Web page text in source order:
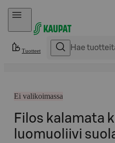
Hyppää sisältöön
Tuotteet
Ei valikoimassa
Filos kalamata
luomuoliivi